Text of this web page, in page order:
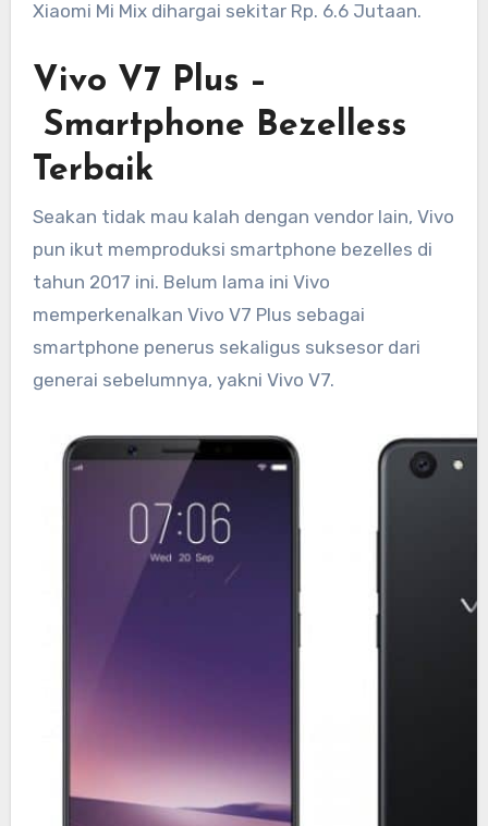
Xiaomi Mi Mix dihargai sekitar Rp. 6.6 Jutaan.
Vivo V7 Plus –
Smartphone Bezelless
Terbaik
Seakan tidak mau kalah dengan vendor lain, Vivo
pun ikut memproduksi smartphone bezelles di
tahun 2017 ini. Belum lama ini Vivo
memperkenalkan Vivo V7 Plus sebagai
smartphone penerus sekaligus suksesor dari
generai sebelumnya, yakni Vivo V7.